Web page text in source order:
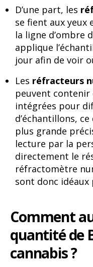
D’une part, les
se fient aux yeux
la ligne d’ombre
applique
jour afin de voir
Les réfracteurs
peuvent contenir
intégrées pour
d’échantillons,
plus grande
lecture par la
directement le
réfractomètre
sont donc idéaux
Comment
quantité de
cannabis ?